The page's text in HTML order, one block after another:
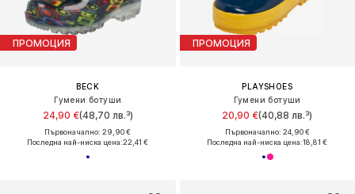
ПРОМОЦИЯ
BECK
Гумени ботуши
24,90 €(48,70 лв.³)
Първоначално: 29,90 €
Последна най-ниска цена:22,41 €
ПРОМОЦИЯ
PLAYSHOES
Гумени ботуши
20,90 €(40,88 лв.³)
Първоначално: 24,90 €
Последна най-ниска цена:18,81 €